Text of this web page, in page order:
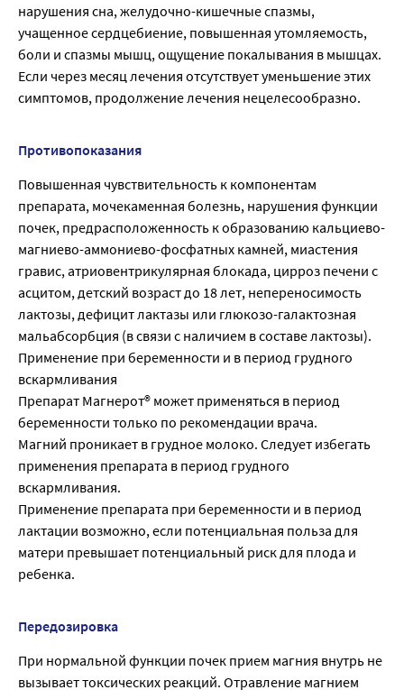
нарушения сна, желудочно-кишечные спазмы,
учащенное сердцебиение, повышенная утомляемость,
боли и спазмы мышц, ощущение покалывания в мышцах.
Если через месяц лечения отсутствует уменьшение этих
симптомов, продолжение лечения нецелесообразно.
Противопоказания
Повышенная чувствительность к компонентам
препарата, мочекаменная болезнь, нарушения функции
почек, предрасположенность к образованию кальциево-
магниево-аммониево-фосфатных камней, миастения
гравис, атриовентрикулярная блокада, цирроз печени с
асцитом, детский возраст до 18 лет, непереносимость
лактозы, дефицит лактазы или глюкозо-галактозная
мальабсорбция (в связи с наличием в составе лактозы).
Применение при беременности и в период грудного
вскармливания
Препарат Магнерот® может применяться в период
беременности только по рекомендации врача.
Магний проникает в грудное молоко. Следует избегать
применения препарата в период грудного
вскармливания.
Применение препарата при беременности и в период
лактации возможно, если потенциальная польза для
матери превышает потенциальный риск для плода и
ребенка.
Передозировка
При нормальной функции почек прием магния внутрь не
вызывает токсических реакций. Отравление магнием